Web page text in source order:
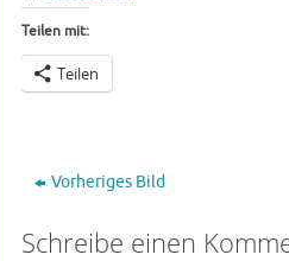
Teilen mit:
Teilen
Vorheriges Bild
Schreibe einen